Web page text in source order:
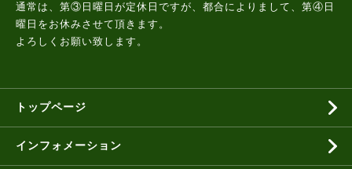
通常は、第③日曜日が定休日ですが、都合によりまして、第④日
曜日をお休みさせて頂きます。
よろしくお願い致します。
トップページ
インフォメーション